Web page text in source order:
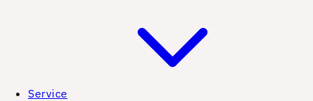
Service